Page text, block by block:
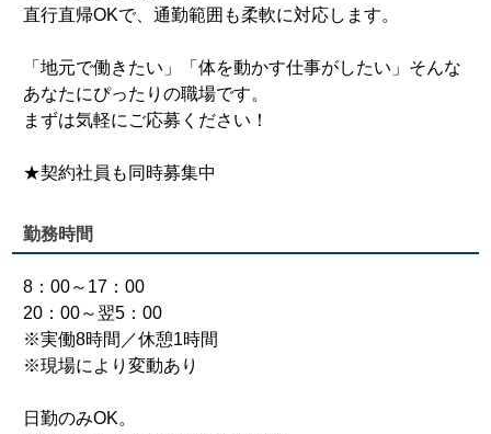
直行直帰OKで、通勤範囲も柔軟に対応します。
「地元で働きたい」「体を動かす仕事がしたい」そんな
あなたにぴったりの職場です。
まずは気軽にご応募ください！
★契約社員も同時募集中
勤務時間
8：00～17：00
20：00～翌5：00
※実働8時間／休憩1時間
※現場により変動あり
日勤のみOK。